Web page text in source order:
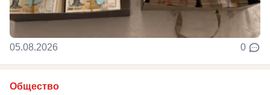
05.08.2026 0
Общество